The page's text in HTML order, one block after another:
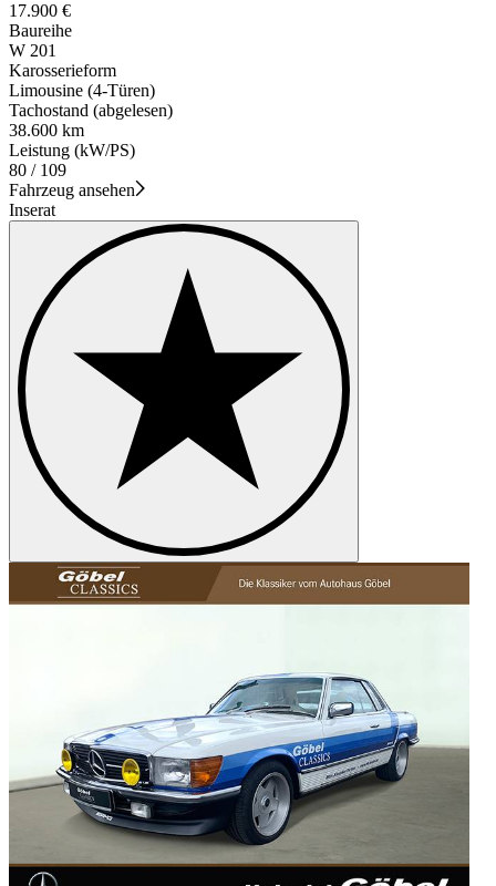
17.900 €
Baureihe
W 201
Karosserieform
Limousine (4-Türen)
Tachostand (abgelesen)
38.600 km
Leistung (kW/PS)
80 / 109
Fahrzeug ansehen
Inserat